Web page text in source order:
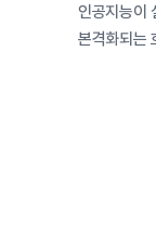
인공지능이
본격화되는